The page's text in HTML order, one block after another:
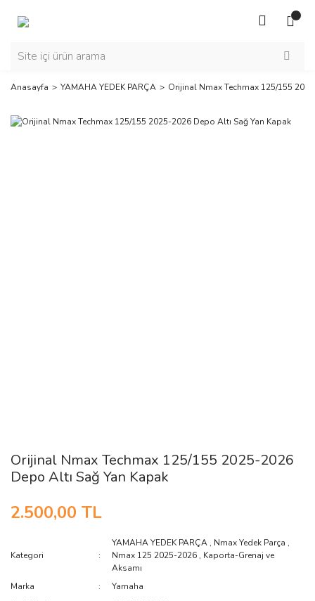
Anasayfa YAMAHA YEDEK PARÇA Orijinal Nmax Techmax 125/155
Orijinal Nmax Techmax 125/155 2025-2026
Depo Altı Sağ Yan Kapak
2.500,00 TL
Kategori
YAMAHA YEDEK PARÇA , Nmax Yedek Parça ,
Nmax 125 2025-2026 , Kaporta-Grenaj ve
Aksamı
Marka
Yamaha